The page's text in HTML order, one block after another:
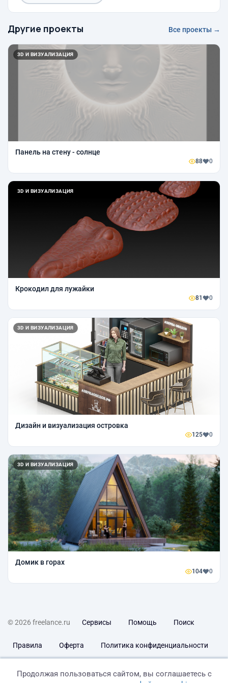
Другие проекты Все проекты →
3D И ВИЗУАЛИЗАЦИЯ
Панель на стену - солнце
88 0
3D И ВИЗУАЛИЗАЦИЯ
Крокодил для лужайки
81 0
3D И ВИЗУАЛИЗАЦИЯ
Дизайн и визуализация островка
125 0
3D И ВИЗУАЛИЗАЦИЯ
Домик в горах
104 0
© 2026 freelance.ru Сервисы Помощь Поиск
Правила Оферта Политика конфиденциальности
Продолжая пользоваться сайтом, вы соглашаетесь с